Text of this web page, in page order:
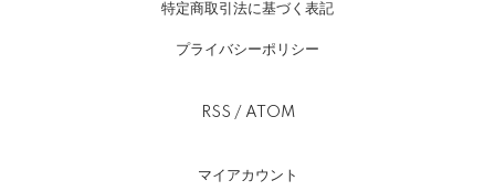
特定商取引法に基づく表記
プライバシーポリシー
RSS / ATOM
マイアカウント